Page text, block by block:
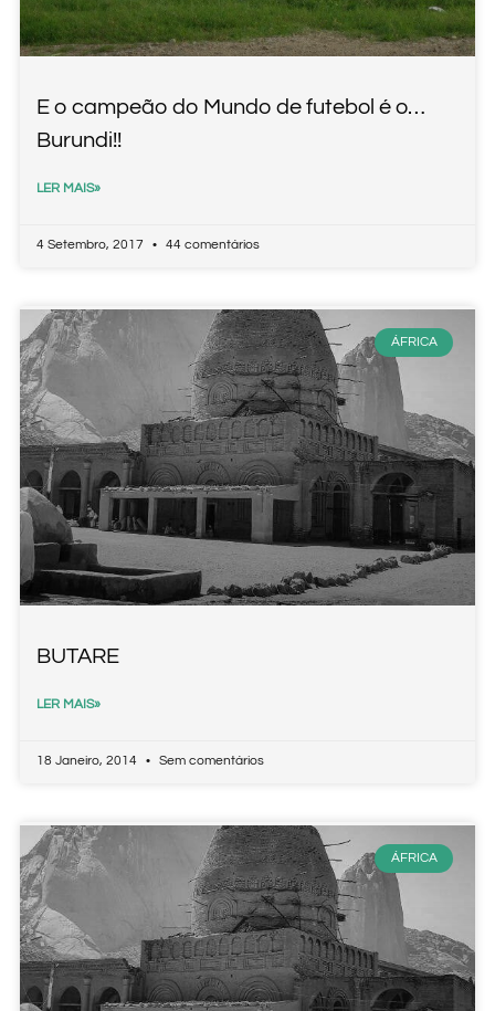
E o campeão do Mundo de futebol é o…
Burundi!!
LER MAIS»
4 Setembro, 2017 44 comentários
ÁFRICA
BUTARE
LER MAIS»
18 Janeiro, 2014 Sem comentários
ÁFRICA